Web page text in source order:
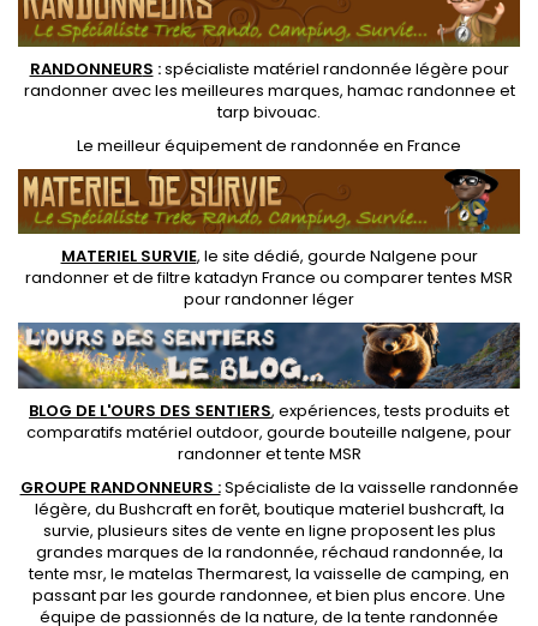
RANDONNEURS :spécialiste matériel randonnée légère pour
randonner avec les meilleures marques, hamac randonnee et
tarp bivouac.
Le meilleur équipement de randonnée en France
MATERIEL SURVIE, le site dédié, gourde Nalgene pour
randonneret defiltre katadyn France ou comparer tentes MSR
pour randonner léger
BLOG DE L'OURS DES SENTIERS, expériences, tests produits et
comparatifs matériel outdoor, gourde bouteille nalgene, pour
randonner ettente MSR
GROUPE RANDONNEURS :Spécialiste de la vaisselle randonnée
légère, du Bushcraft en forêt, boutique materiel bushcraft, la
survie, plusieurs sites de vente en ligne proposent les plus
grandes marques de la randonnée, réchaud randonnée, la
tente msr, le matelas Thermarest, la vaisselle de camping, en
passant par les gourde randonnee, et bien plus encore. Une
équipe de passionnés de la nature, de latente randonnée